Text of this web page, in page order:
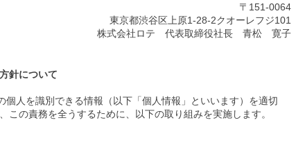
〒151-0064
東京都渋谷区上原1-28-2クオーレフジ101
株式会社ロテ 代表取締役社長 青松 寛子
針について
人を識別できる情報（以下「個人情報」といいます）を適切
の責務を全うするために、以下の取り組みを実施します。